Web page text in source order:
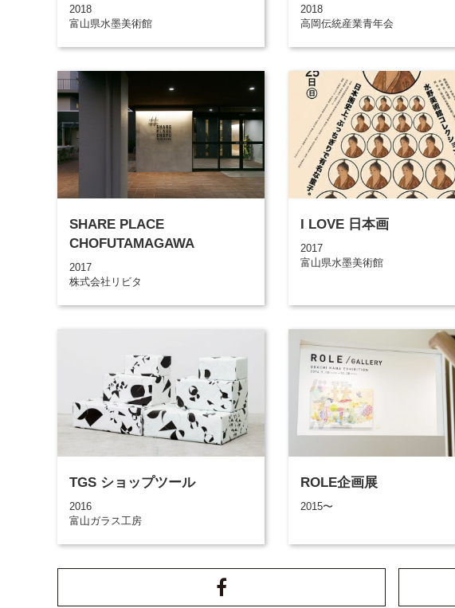
2018
富山県水墨美術館
2018
高岡伝統産業青年会
SHARE PLACE
CHOFUTAMAGAWA
2017
株式会社リビタ
I LOVE 日本画
2017
富山県水墨美術館
TGS ショップツール
2016
富山ガラス工房
ROLE企画展
2015〜